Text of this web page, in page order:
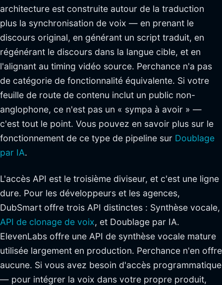
architecture est construite autour de la traduction
plus la synchronisation de voix — en prenant le
discours original, en générant un script traduit, en
régénérant le discours dans la langue cible, et en
l'alignant au timing vidéo source. Perchance n'a pas
de catégorie de fonctionnalité équivalente. Si votre
feuille de route de contenu inclut un public non-
anglophone, ce n'est pas un « sympa à avoir » —
c'est tout le point. Vous pouvez en savoir plus sur le
fonctionnement de ce type de pipeline sur Doublage
par IA.
L'accès API est le troisième diviseur, et c'est une ligne
dure. Pour les développeurs et les agences,
DubSmart offre trois API distinctes : Synthèse vocale,
API de clonage de voix, et Doublage par IA.
ElevenLabs offre une API de synthèse vocale mature
utilisée largement en production. Perchance n'en offre
aucune. Si vous avez besoin d'accès programmatique
— pour intégrer la voix dans votre propre produit,